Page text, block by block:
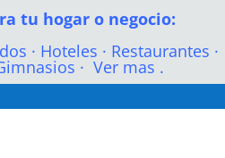
tu hogar o negocio:
· Hoteles · Restaurantes ·
· Ver mas .